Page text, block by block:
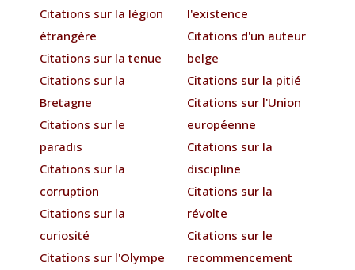
Citations sur la légion
étrangère
Citations sur la tenue
Citations sur la
Bretagne
Citations sur le
paradis
Citations sur la
corruption
Citations sur la
curiosité
Citations sur l'Olympe
l'existence
Citations d'un auteur
belge
Citations sur la pitié
Citations sur l'Union
européenne
Citations sur la
discipline
Citations sur la
révolte
Citations sur le
recommencement